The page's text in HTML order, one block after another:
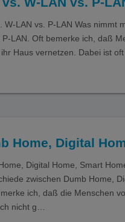
W-LAN vs. P-LAN Was nimmt
P-LAN. Oft bemerke ich, daß
ihr Haus vernetzen. Dabei ist
Home, Digital
Digital Home, Smart
zwischen Dumb Home,
ich, daß die Menschen
nicht g…